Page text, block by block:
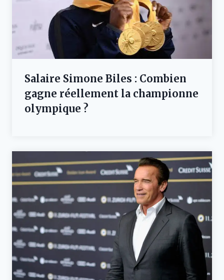
Salaire Simone Biles : Combien
gagne réellement la championne
olympique ?